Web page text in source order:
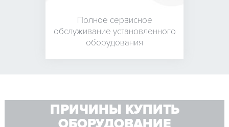
Полное сервисное
обслуживание установленного
оборудования
ПРИЧИНЫ КУПИТЬ